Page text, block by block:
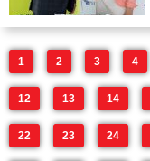
1 2 3 4
12 13 14
22 23 24